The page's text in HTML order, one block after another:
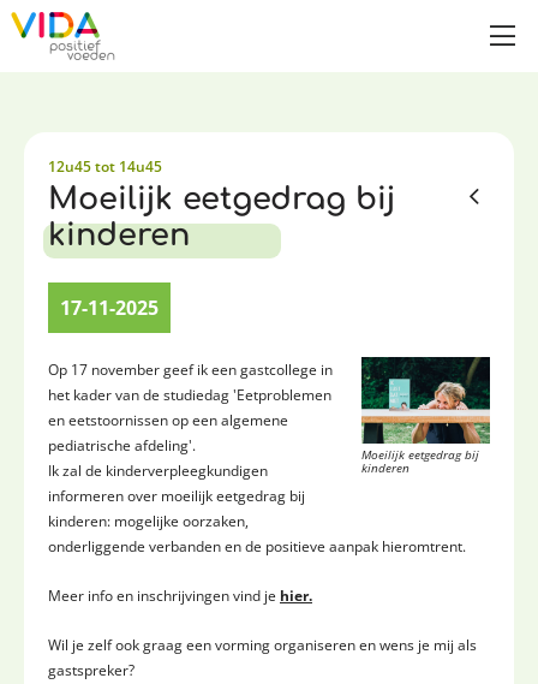
12u45 tot 14u45
Moeilijk eetgedrag bij
kinderen
17-11-2025
Moeilijk eetgedrag bij
kinderen
Op 17 november geef ik een gastcollege in
het kader van de studiedag 'Eetproblemen
en eetstoornissen op een algemene
pediatrische afdeling'.
Ik zal de kinderverpleegkundigen
informeren over moeilijk eetgedrag bij
kinderen: mogelijke oorzaken,
onderliggende verbanden en de positieve aanpak hieromtrent.
Meer info en inschrijvingen vind je hier.
Wil je zelf ook graag een vorming organiseren en wens je mij als
gastspreker?